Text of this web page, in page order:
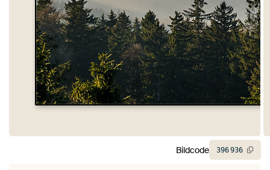
Bildcode 396936